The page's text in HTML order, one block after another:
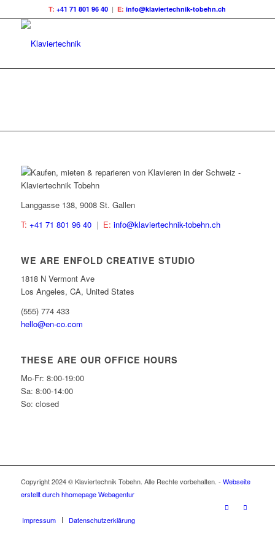
T: +41 71 801 96 40 | E: info@klaviertechnik-tobehn.ch
Langgasse 138, 9008 St. Gallen
T: +41 71 801 96 40 | E: info@klaviertechnik-tobehn.ch
WE ARE ENFOLD CREATIVE STUDIO
1818 N Vermont Ave
Los Angeles, CA, United States
(555) 774 433
hello@en-co.com
THESE ARE OUR OFFICE HOURS
Mo-Fr: 8:00-19:00
Sa: 8:00-14:00
So: closed
Copyright 2024 © Klaviertechnik Tobehn. Alle Rechte vorbehalten. - Webseite
erstellt durch hhomepage Webagentur
Impressum Datenschutzerklärung